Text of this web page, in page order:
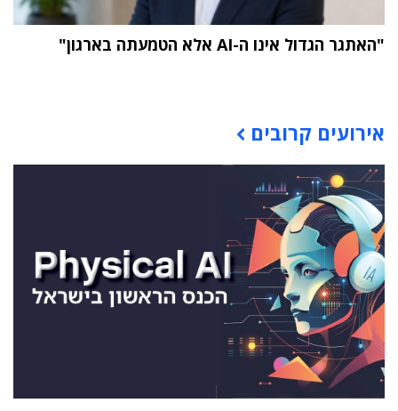
"האתגר הגדול אינו ה-AI אלא הטמעתה בארגון"
אירועים קרובים